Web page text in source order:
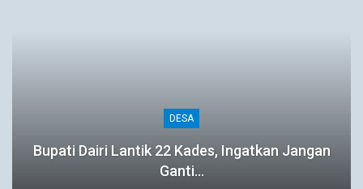
DESA
Bupati Dairi Lantik 22 Kades, Ingatkan Jangan
Ganti…